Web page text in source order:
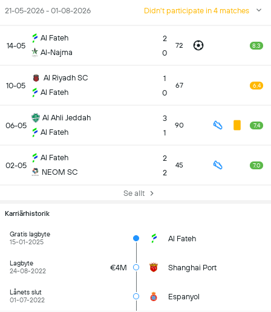
21-05-2026 - 01-08-2026 Didn't participate in 4 matches
14-05
Al Fateh
Al-Najma
2
0
72 8.3
10-05
Al Riyadh SC
Al Fateh
1
0
67 6.4
06-05
Al Ahli Jeddah
Al Fateh
3
1
90 7.4
02-05
Al Fateh
NEOM SC
2
2
45 7.0
Se allt
Karriärhistorik
Gratis lagbyte
15-01-2025
Al Fateh
Lagbyte
24-08-2022
€4M Shanghai Port
Lånets slut
01-07-2022
Espanyol